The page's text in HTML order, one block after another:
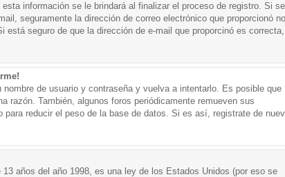
información se le brindará al finalizar el proceso de registro. Si se
seguramente la dirección de correo electrónico que proporcionó no
seguro de que la dirección de e-mail que proporcinó es correcta,
de usuario y contraseña y vuelva a intentarlo. Es posible que
razón. También, algunos foros periódicamente remueven sus
reducir el peso de la base de datos. Si es así, registrate de
años del año 1998, es una ley de los Estados Unidos (por eso se